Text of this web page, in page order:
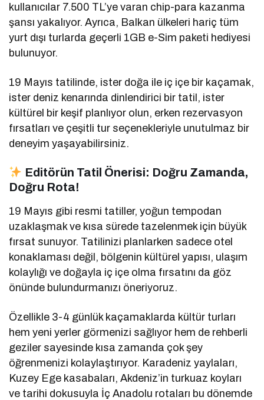
kullanıcılar 7.500 TL’ye varan chip-para kazanma
şansı yakalıyor. Ayrıca, Balkan ülkeleri hariç tüm
yurt dışı turlarda geçerli 1GB e-Sim paketi hediyesi
bulunuyor.
19 Mayıs tatilinde, ister doğa ile iç içe bir kaçamak,
ister deniz kenarında dinlendirici bir tatil, ister
kültürel bir keşif planlıyor olun, erken rezervasyon
fırsatları ve çeşitli tur seçenekleriyle unutulmaz bir
deneyim yaşayabilirsiniz.
Editörün Tatil Önerisi: Doğru Zamanda,
Doğru Rota!
19 Mayıs gibi resmi tatiller, yoğun tempodan
uzaklaşmak ve kısa sürede tazelenmek için büyük
fırsat sunuyor. Tatilinizi planlarken sadece otel
konaklaması değil, bölgenin kültürel yapısı, ulaşım
kolaylığı ve doğayla iç içe olma fırsatını da göz
önünde bulundurmanızı öneriyoruz.
Özellikle 3-4 günlük kaçamaklarda kültür turları
hem yeni yerler görmenizi sağlıyor hem de rehberli
geziler sayesinde kısa zamanda çok şey
öğrenmenizi kolaylaştırıyor. Karadeniz yaylaları,
Kuzey Ege kasabaları, Akdeniz’in turkuaz koyları
ve tarihi dokusuyla İç Anadolu rotaları bu dönemde